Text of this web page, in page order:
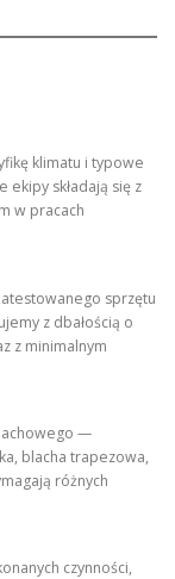
klimatu i typowe
składają się z
w pracach
atestowanego sprzętu
z dbałością o
z minimalnym
—
blacha trapezowa,
różnych
czynności,